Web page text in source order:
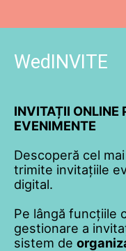
WedINVITE
INVITAȚII ONLINE
EVENIMENTE
Descoperă cel
trimite invitațiile
digital.
Pe lângă funcțiile
gestionare a
sistem de